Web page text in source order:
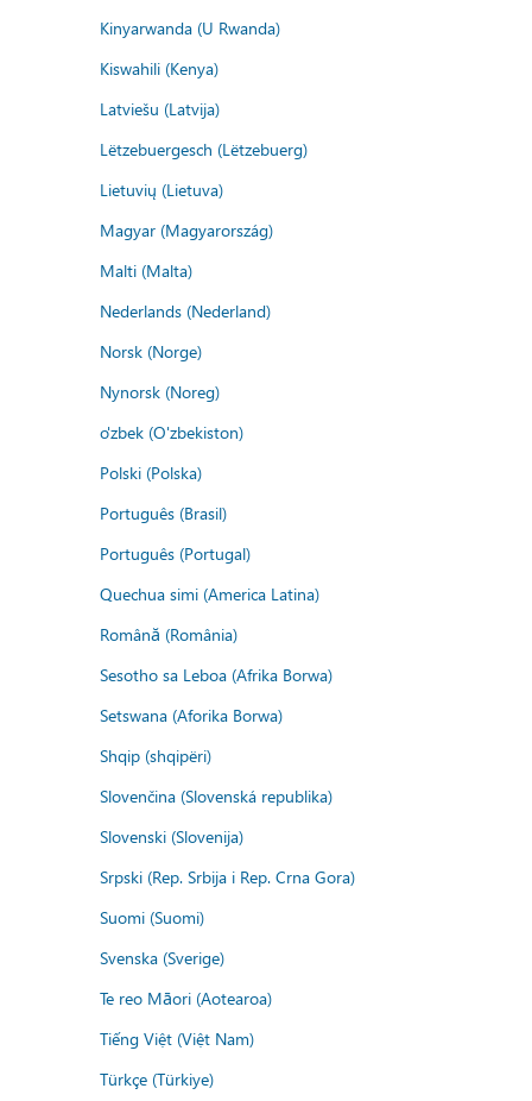
Kinyarwanda (U Rwanda)
Kiswahili (Kenya)
Latviešu (Latvija)
Lëtzebuergesch (Lëtzebuerg)
Lietuvių (Lietuva)
Magyar (Magyarország)
Malti (Malta)
Nederlands (Nederland)
Norsk (Norge)
Nynorsk (Noreg)
o'zbek (O'zbekiston)
Polski (Polska)
Português (Brasil)
Português (Portugal)
Quechua simi (America Latina)
Română (România)
Sesotho sa Leboa (Afrika Borwa)
Setswana (Aforika Borwa)
Shqip (shqipëri)
Slovenčina (Slovenská republika)
Slovenski (Slovenija)
Srpski (Rep. Srbija i Rep. Crna Gora)
Suomi (Suomi)
Svenska (Sverige)
Te reo Māori (Aotearoa)
Tiếng Việt (Việt Nam)
Türkçe (Türkiye)